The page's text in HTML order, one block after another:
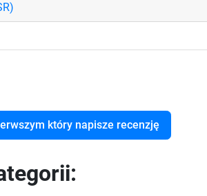
który napisze recenzję